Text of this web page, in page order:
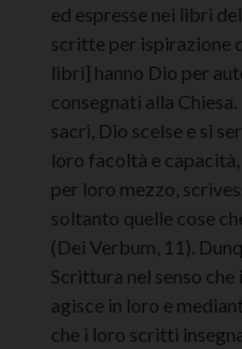
ed espresse nei libri
scritte per ispirazione
libri] hanno Dio per
consegnati alla
sacri, Dio scelse e si
loro facoltà e
per loro mezzo,
soltanto quelle cose
(Dei Verbum, 11).
Scrittura nel senso
agisce in loro e
che i loro scritti